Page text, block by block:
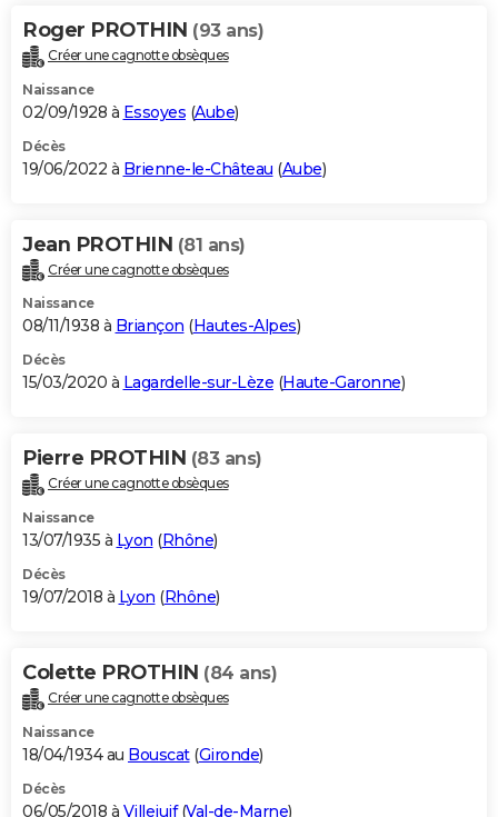
Roger PROTHIN (93 ans)
Créer une cagnotte obsèques
Naissance
02/09/1928 à Essoyes (Aube)
Décès
19/06/2022 à Brienne-le-Château (Aube)
Jean PROTHIN (81 ans)
Créer une cagnotte obsèques
Naissance
08/11/1938 à Briançon (Hautes-Alpes)
Décès
15/03/2020 à Lagardelle-sur-Lèze (Haute-Garonne)
Pierre PROTHIN (83 ans)
Créer une cagnotte obsèques
Naissance
13/07/1935 à Lyon (Rhône)
Décès
19/07/2018 à Lyon (Rhône)
Colette PROTHIN (84 ans)
Créer une cagnotte obsèques
Naissance
18/04/1934 au Bouscat(Gironde)
Décès
06/05/2018 à Villejuif(Val-de-Marne)